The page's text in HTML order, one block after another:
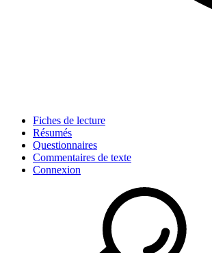
Fiches de lecture
Résumés
Questionnaires
Commentaires de texte
Connexion